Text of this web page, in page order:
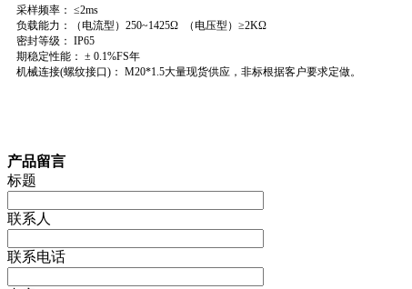
采样频率： ≤2ms
负载能力：（电流型）250~1425Ω （电压型）≥2KΩ
密封等级： IP65
期稳定性能： ± 0.1%FS年
机械连接(螺纹接口)： M20*1.5大量现货供应，非标根据客户要求定做。
产品留言
标题
联系人
联系电话